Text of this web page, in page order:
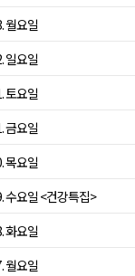
월요일
일요일
토요일
금요일
목요일
수요일 <건강특집>
화요일
월요일